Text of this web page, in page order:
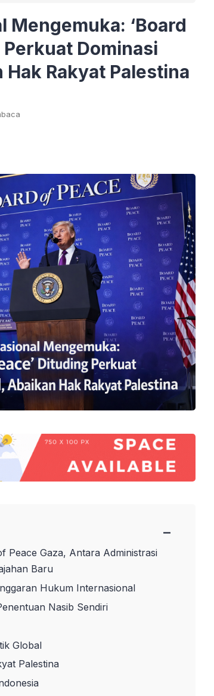
‘Board
Dominasi
Rakyat Palestina
−
Peace Gaza, Antara Administrasi
Baru
Hukum Internasional
Nasib Sendiri
Global
Palestina